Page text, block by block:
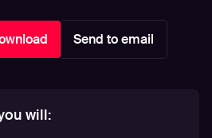
Send to email
will: